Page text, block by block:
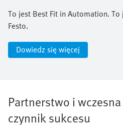
To jest Best Fit in Automation.
Festo.
Dowiedz się więcej
Partnerstwo i
czynnik sukcesu